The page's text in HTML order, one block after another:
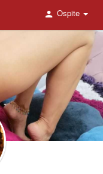
Ospite